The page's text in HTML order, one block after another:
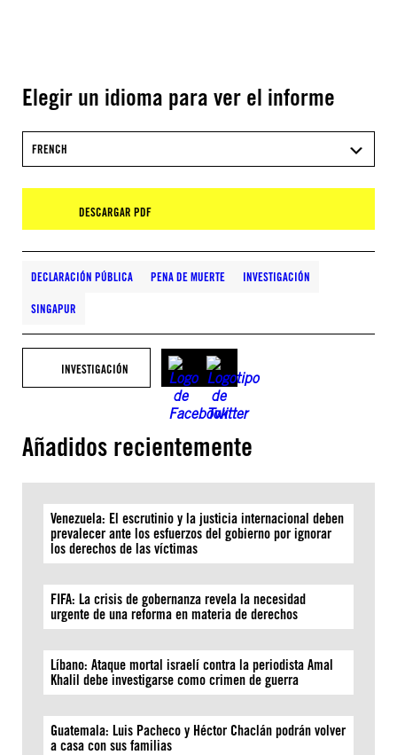
Elegir un idioma para ver el informe
FRENCH
DESCARGAR PDF
DECLARACIÓN PÚBLICA PENA DE MUERTE INVESTIGACIÓN
SINGAPUR
INVESTIGACIÓN
Añadidos recientemente
Venezuela: El escrutinio y la justicia internacional deben
prevalecer ante los esfuerzos del gobierno por ignorar
los derechos de las víctimas
FIFA: La crisis de gobernanza revela la necesidad
urgente de una reforma en materia de derechos
Líbano: Ataque mortal israelí contra la periodista Amal
Khalil debe investigarse como crimen de guerra
Guatemala: Luis Pacheco y Héctor Chaclán podrán volver
a casa con sus familias